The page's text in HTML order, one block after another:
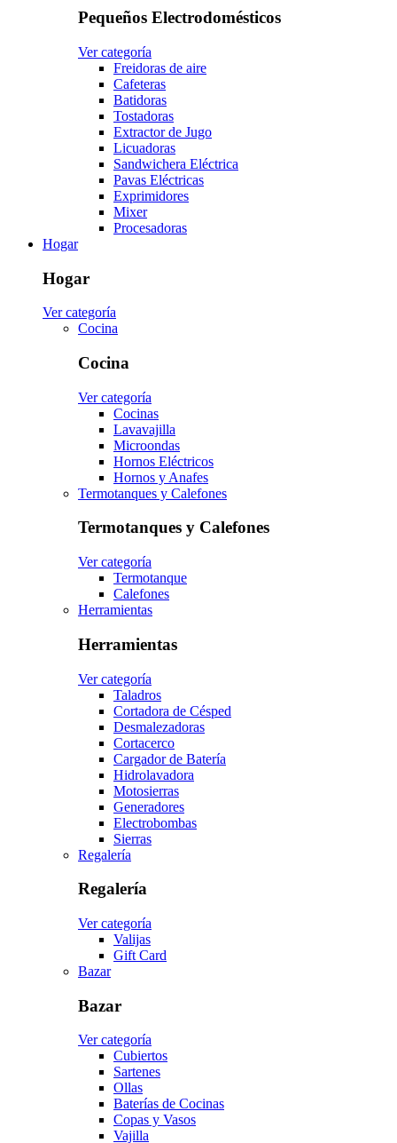
Pequeños Electrodomésticos
Ver categoría
Freidoras de aire
Cafeteras
Batidoras
Tostadoras
Extractor de Jugo
Licuadoras
Sandwichera Eléctrica
Pavas Eléctricas
Exprimidores
Mixer
Procesadoras
Hogar
Hogar
Ver categoría
Cocina
Cocina
Ver categoría
Cocinas
Lavavajilla
Microondas
Hornos Eléctricos
Hornos y Anafes
Termotanques y Calefones
Termotanques y Calefones
Ver categoría
Termotanque
Calefones
Herramientas
Herramientas
Ver categoría
Taladros
Cortadora de Césped
Desmalezadoras
Cortacerco
Cargador de Batería
Hidrolavadora
Motosierras
Generadores
Electrobombas
Sierras
Regalería
Regalería
Ver categoría
Valijas
Gift Card
Bazar
Bazar
Ver categoría
Cubiertos
Sartenes
Ollas
Baterías de Cocinas
Copas y Vasos
Vajilla